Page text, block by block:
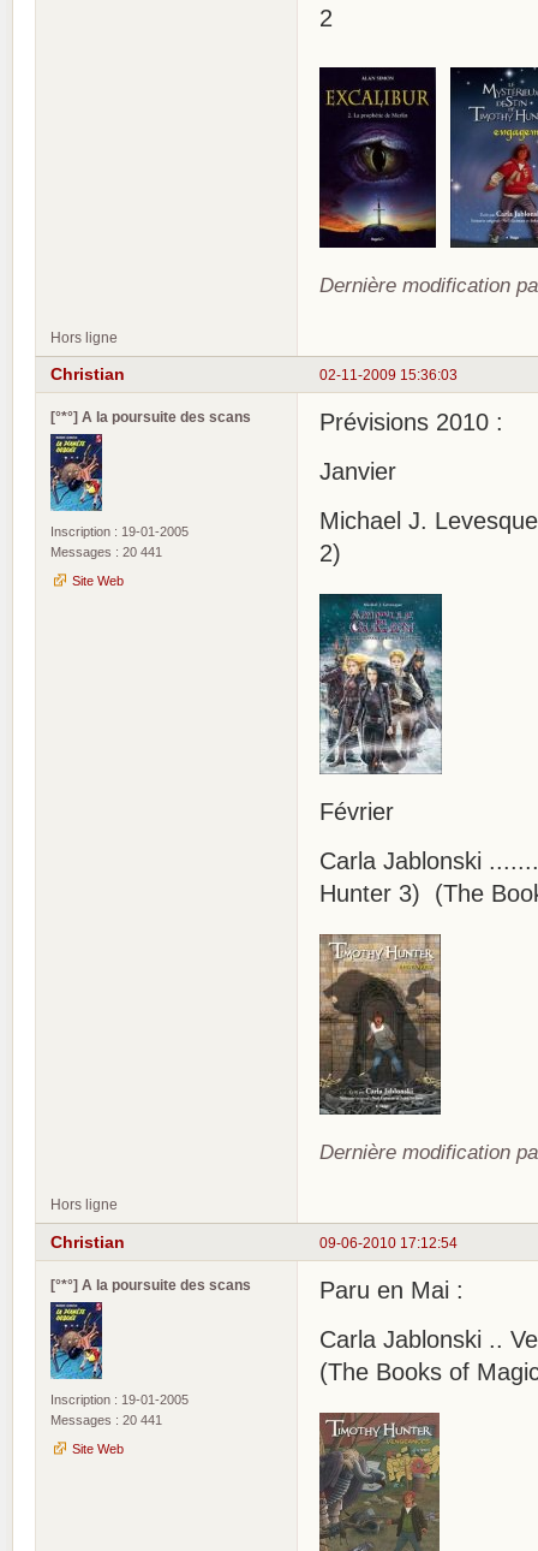
2
Dernière modification
Hors ligne
02-11-2009 15:36:03
Christian
[°*°] A la poursuite des scans
Inscription : 19-01-2005
Messages : 20 441
Site Web
Prévisions 2010 :
Janvier
Michael J.
2)
Février
Carla Jablonski
Hunter 3) (The
Dernière modification
Hors ligne
09-06-2010 17:12:54
Christian
[°*°] A la poursuite des scans
Inscription : 19-01-2005
Messages : 20 441
Site Web
Paru en Mai :
Carla Jablonski ..
(The Books of